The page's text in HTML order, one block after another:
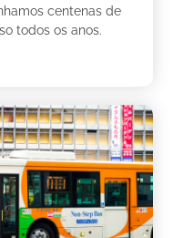
centenas de
todos os anos.